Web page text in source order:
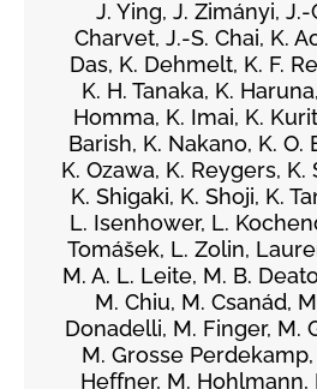
J. Ying, J. Zimányi, J.-
Charvet, J.-S. Chai, K.
Das, K. Dehmelt, K. F.
K. H. Tanaka, K.
Homma, K. Imai, K.
Barish, K. Nakano, K. O.
K. Ozawa, K. Reygers, K.
K. Shigaki, K. Shoji, K.
L. Isenhower, L.
Tomášek, L. Zolin,
M. A. L. Leite, M. B.
M. Chiu, M. Csanád,
Donadelli, M. Finger, M.
M. Grosse
Heffner, M. Hohlmann,